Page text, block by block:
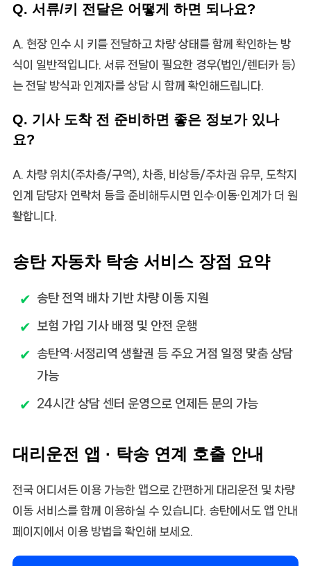
Q. 서류/키 전달은 어떻게 하면 되나요?
A. 현장 인수 시 키를 전달하고 차량 상태를 함께 확인하는 방
식이 일반적입니다. 서류 전달이 필요한 경우(법인/렌터카 등)
는 전달 방식과 인계자를 상담 시 함께 확인해드립니다.
Q. 기사 도착 전 준비하면 좋은 정보가 있나
요?
A. 차량 위치(주차층/구역), 차종, 비상등/주차권 유무, 도착지
인계 담당자 연락처 등을 준비해두시면 인수·이동·인계가 더 원
활합니다.
송탄 자동차 탁송 서비스 장점 요약
송탄 전역 배차 기반 차량 이동 지원
보험 가입 기사 배정 및 안전 운행
송탄역·서정리역 생활권 등 주요 거점 일정 맞춤 상담
가능
24시간 상담 센터 운영으로 언제든 문의 가능
대리운전 앱 · 탁송 연계 호출 안내
전국 어디서든 이용 가능한 앱으로 간편하게 대리운전 및 차량
이동 서비스를 함께 이용하실 수 있습니다. 송탄에서도 앱 안내
페이지에서 이용 방법을 확인해 보세요.